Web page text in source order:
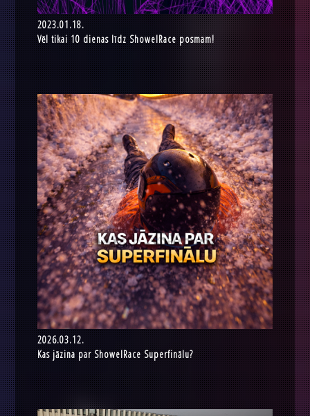
2023.01.18.
Vēl tikai 10 dienas līdz ShowelRace posmam!
2026.03.12.
Kas jāzina par ShowelRace Superfinālu?